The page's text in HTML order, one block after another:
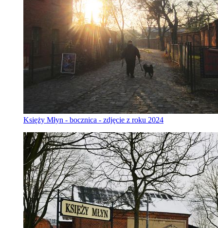
Księży Młyn - bocznica - zdjęcie z roku 2024